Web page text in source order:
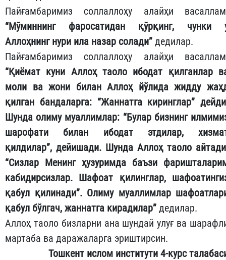
Пайғамбаримиз соллаллоҳу алайҳи васаллам
“Мўминнинг фаросатидан қўрқинг, чунки
Аллоҳнинг нури ила назар солади” дедилар.
Пайғамбаримиз соллаллоҳу алайҳи
“Қиёмат куни Аллоҳ таоло ибодат қилганлар
моли ва жони билан Аллоҳ йўлида жидду
қилган бандаларга: “Жаннатга киринглар”
Шунда олиму муаллимлар: “Булар бизнинг
шарофати билан ибодат этдилар,
қилдилар”, дейишади. Шунда Аллоҳ таоло
“Сизлар Менинг ҳузуримда баъзи
кабидирсизлар. Шафоат қилинглар,
қабул қилинади”. Олиму муаллимлар
қабул бўлгач, жаннатга кирадилар” дедилар.
Аллоҳ таоло бизларни ана шундай улуғ ва
мартаба ва даражаларга эриштирсин.
Тошкент ислом институти 4-курс